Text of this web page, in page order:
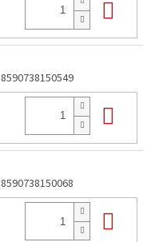
8590738150549
8590738150068